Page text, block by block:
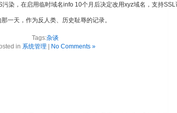
染，在启用临时域名info 10个月后决定改用xyz域名，支持SSL
一天，作为反人类、历史耻辱的记录。
Tags:杂谈
in 系统管理 No Comments »